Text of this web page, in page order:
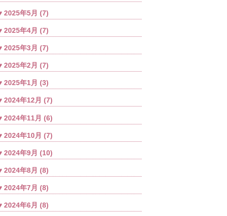
2025年5月 (7)
2025年4月 (7)
2025年3月 (7)
2025年2月 (7)
2025年1月 (3)
2024年12月 (7)
2024年11月 (6)
2024年10月 (7)
2024年9月 (10)
2024年8月 (8)
2024年7月 (8)
2024年6月 (8)